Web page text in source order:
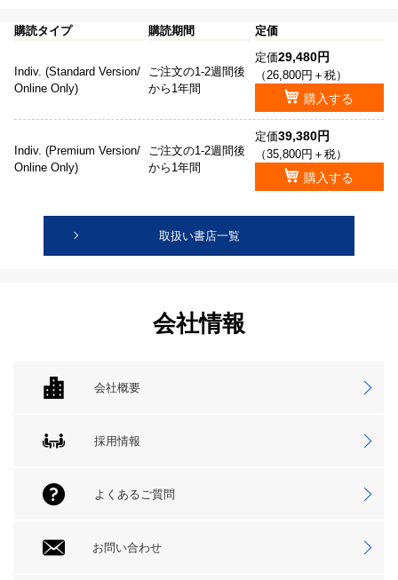
購読タイプ 購読期間 定価
Indiv. (Standard Version/
Online Only)
ご注文の1-2週間後
から1年間
定価29,480円
（26,800円＋税）
購入する
Indiv. (Premium Version/
Online Only)
ご注文の1-2週間後
から1年間
定価39,380円
（35,800円＋税）
購入する
取扱い書店一覧
会社情報
会社概要
採用情報
よくあるご質問
お問い合わせ